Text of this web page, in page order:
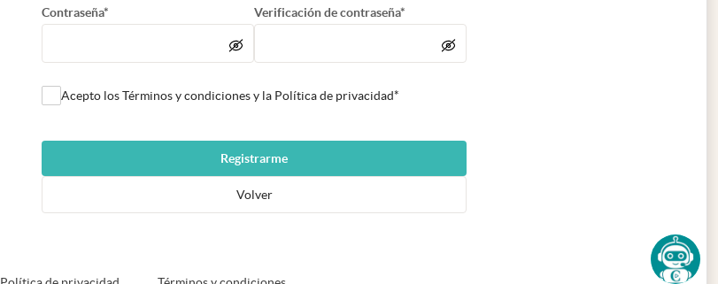
Contraseña* Verificación de contraseña*
Acepto los Términos y condiciones y la Política de privacidad*
Registrarme
Volver